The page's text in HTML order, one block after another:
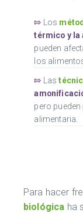
⇰ Los
térmico y la
pueden
los
⇰ Las
pero
alimentaria.
Para hacer
biológica ha